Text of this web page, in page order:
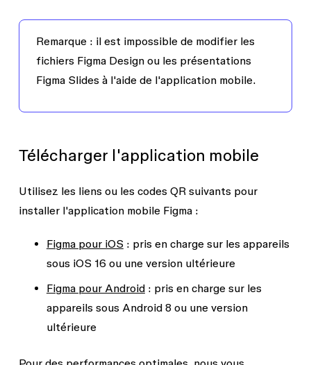
Remarque : il est impossible de modifier les
fichiers Figma Design ou les présentations
Figma Slides à l'aide de l'application mobile.
Télécharger l'application mobile
Utilisez les liens ou les codes QR suivants pour
installer l'application mobile Figma :
Figma pour iOS : pris en charge sur les appareils
sous iOS 16 ou une version ultérieure
Figma pour Android: pris en charge sur les
appareils sous Android 8 ou une version
ultérieure